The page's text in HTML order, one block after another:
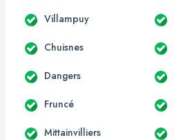
Villampuy
Chuisnes
Dangers
Fruncé
Mittainvilliers